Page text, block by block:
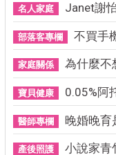
名人家庭 Janet謝怡
部落客專欄 不買手
家庭關係 為什麼不
寶貝健康 0.05%阿
醫師專欄 晚婚晚育
產後照護 小說家青